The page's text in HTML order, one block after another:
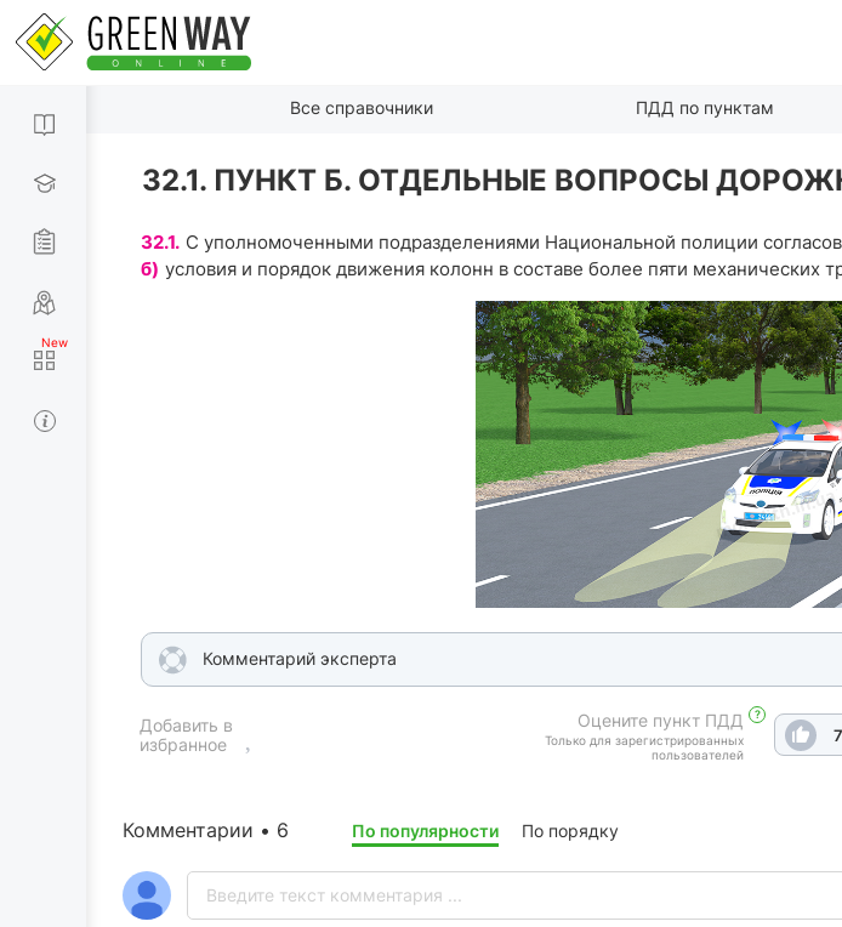
Все справочники ПДД по пунктам
32.1. ПУНКТ Б. ОТДЕЛЬНЫЕ ВОПРОСЫ
32.1. С уполномоченными подразделениями Национальной полиции
б) условия и порядок движения колонн в составе более пяти механических
Комментарий эксперта
Оцените пункт ПДД ?
Только для зарегистрированных
пользователей
Добавить в
избранное
Комментарии • 6 По популярности По порядку